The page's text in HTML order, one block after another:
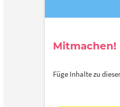
Mitmachen!
Füge Inhalte zu